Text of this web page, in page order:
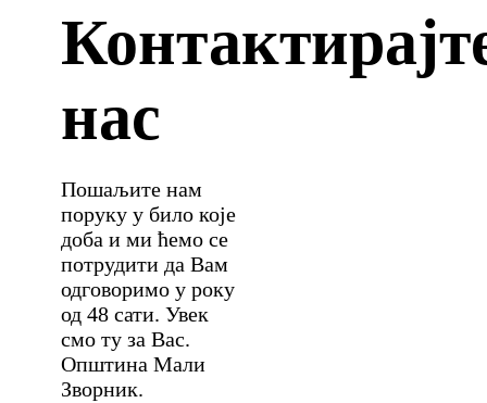
нас
Пошаљите нам
поруку у било које
доба и ми ћемо се
потрудити да Вам
одговоримо у року
од 48 сати. Увек
смо ту за Вас.
Општина Мали
Зворник.